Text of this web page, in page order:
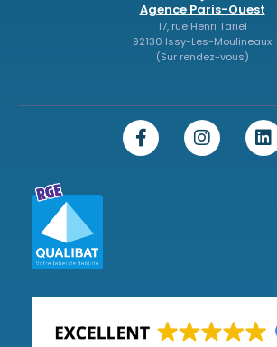
Agence Paris-Ouest
17, rue Henri Tariel
92130 Issy-Les-Moulineaux
(Sur rendez-vous)